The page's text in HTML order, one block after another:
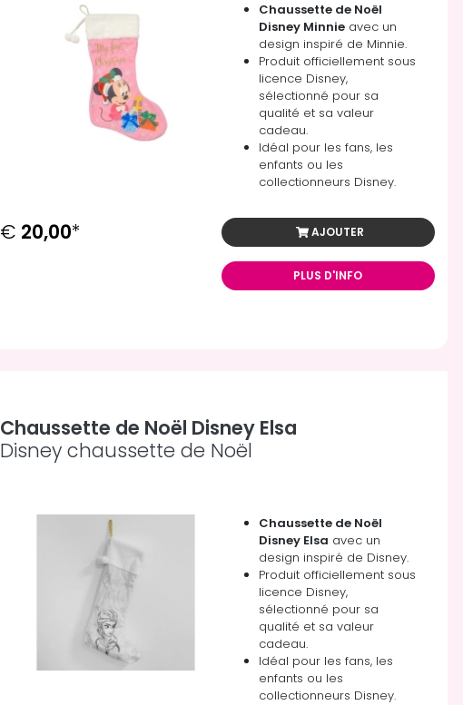
Chaussette de Noël
Disney Minnieavec un
design inspiré de Minnie.
Produit officiellement sous
licence Disney,
sélectionné pour sa
qualité et sa valeur
cadeau.
Idéal pour les fans, les
enfants ou les
collectionneurs Disney.
€ 20,00* AJOUTER
PLUS D'INFO
Chaussette de Noël Disney Elsa
Disney chaussette de Noël
Chaussette de Noël
Disney Elsa avec un
design inspiré de Disney.
Produit officiellement sous
licence Disney,
sélectionné pour sa
qualité et sa valeur
cadeau.
Idéal pour les fans, les
enfants ou les
collectionneurs Disney.